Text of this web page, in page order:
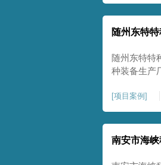
台位置地基
随州东特
随州东特特
种装备生产
面提升场地
稳定运行要
[项目案例 ]
南安市海